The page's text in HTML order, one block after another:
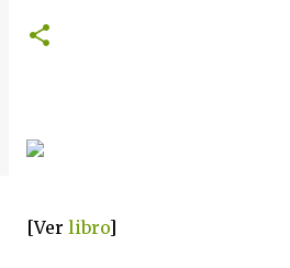
[Ver libro]